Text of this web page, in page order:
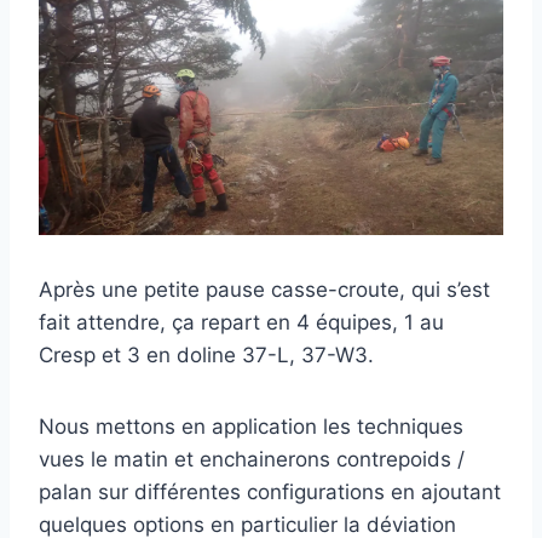
Après une petite pause casse-croute, qui s’est
fait attendre, ça repart en 4 équipes, 1 au
Cresp et 3 en doline 37-L, 37-W3.
Nous mettons en application les techniques
vues le matin et enchainerons contrepoids /
palan sur différentes configurations en ajoutant
quelques options en particulier la déviation